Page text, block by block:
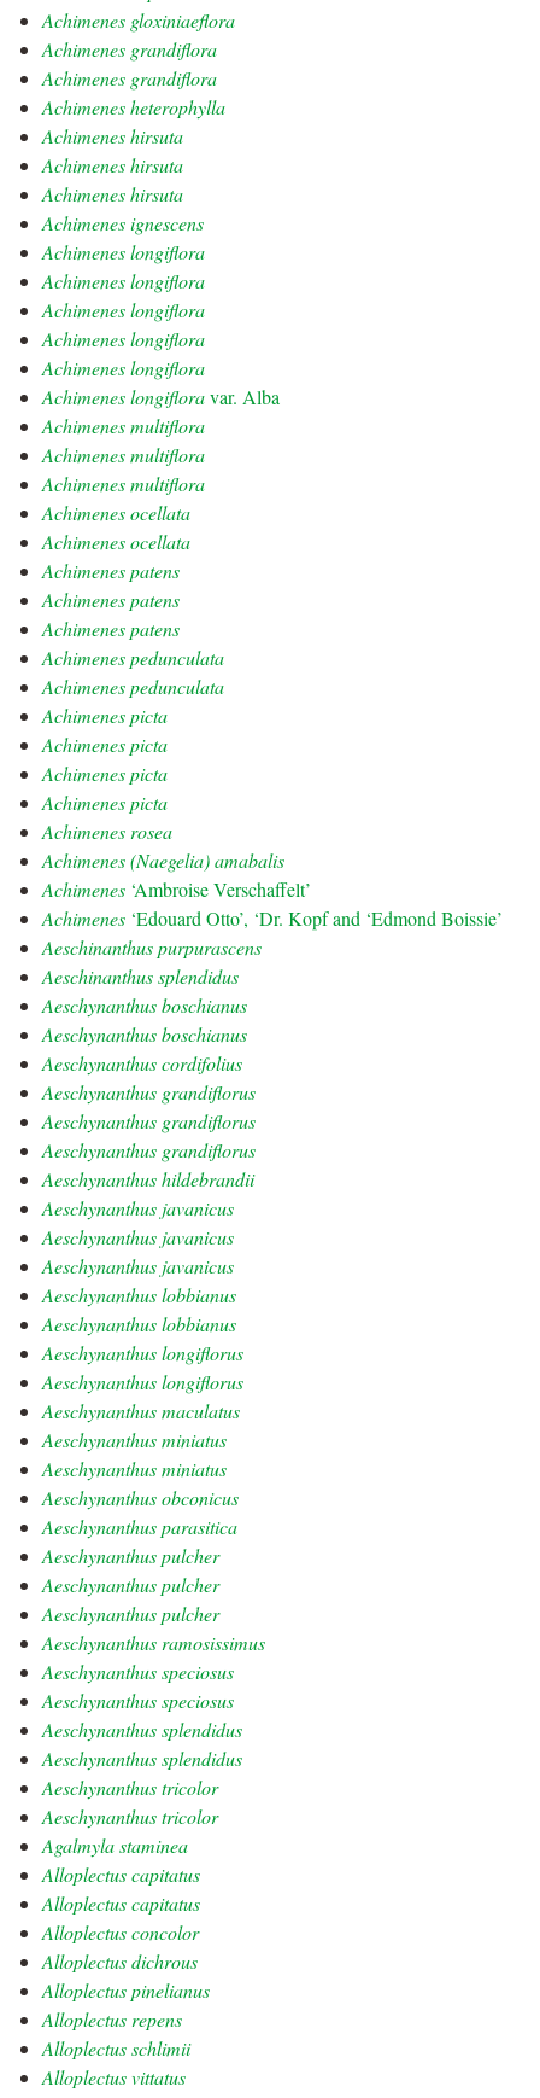
Achimenes gloxiniaeflora
Achimenes grandiflora
Achimenes grandiflora
Achimenes heterophylla
Achimenes hirsuta
Achimenes hirsuta
Achimenes hirsuta
Achimenes ignescens
Achimenes longiflora
Achimenes longiflora
Achimenes longiflora
Achimenes longiflora
Achimenes longiflora
Achimenes longifloravar. Alba
Achimenes multiflora
Achimenes multiflora
Achimenes multiflora
Achimenes ocellata
Achimenes ocellata
Achimenes patens
Achimenes patens
Achimenes patens
Achimenes pedunculata
Achimenes pedunculata
Achimenes picta
Achimenes picta
Achimenes picta
Achimenes picta
Achimenes rosea
Achimenes (Naegelia) amabalis
Achimenes ‘Ambroise Verschaffelt’
Achimenes ‘Edouard Otto’, ‘Dr. Kopf and ‘Edmond Boissie’
Aeschinanthus purpurascens
Aeschinanthus splendidus
Aeschynanthus boschianus
Aeschynanthus boschianus
Aeschynanthus cordifolius
Aeschynanthus grandiflorus
Aeschynanthus grandiflorus
Aeschynanthus grandiflorus
Aeschynanthus hildebrandii
Aeschynanthus javanicus
Aeschynanthus javanicus
Aeschynanthus javanicus
Aeschynanthus lobbianus
Aeschynanthus lobbianus
Aeschynanthus longiflorus
Aeschynanthus longiflorus
Aeschynanthus maculatus
Aeschynanthus miniatus
Aeschynanthus miniatus
Aeschynanthus obconicus
Aeschynanthus parasitica
Aeschynanthus pulcher
Aeschynanthus pulcher
Aeschynanthus pulcher
Aeschynanthus ramosissimus
Aeschynanthus speciosus
Aeschynanthus speciosus
Aeschynanthus splendidus
Aeschynanthus splendidus
Aeschynanthus tricolor
Aeschynanthus tricolor
Agalmyla staminea
Alloplectus capitatus
Alloplectus capitatus
Alloplectus concolor
Alloplectus dichrous
Alloplectus pinelianus
Alloplectus repens
Alloplectus schlimii
Alloplectus vittatus